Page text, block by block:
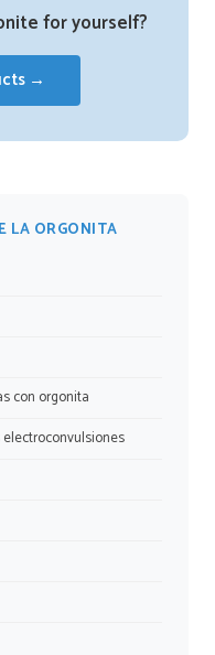
for yourself?
→
LA ORGONITA
con orgonita